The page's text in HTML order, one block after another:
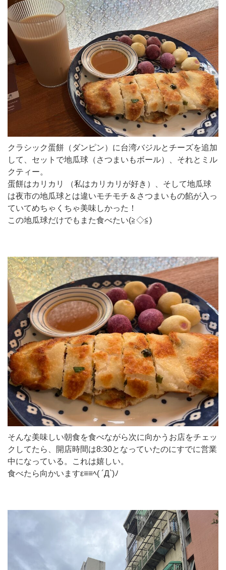
クラシック蛋餅（ダンピン）に台湾バジルとチーズを追加
して、セットで地瓜球（さつまいもボール）、それとミル
クティー。
蛋餅はカリカリ （私はカリカリが好き）、そして地瓜球
は夜市の地瓜球とは違いモチモチ＆さつまいもの餡が入っ
ていてめちゃくちゃ美味しかった！
この地瓜球だけでもまた食べたい(≧◇≦)
そんな美味しい朝食を食べながら次に向かうお店をチェッ
クしてたら、開店時間は8:30となっていたのにすでに営業
中になっている。これは嬉しい。
食べたら向かいますε≡≡ﾍ( ´Д`)ﾉ